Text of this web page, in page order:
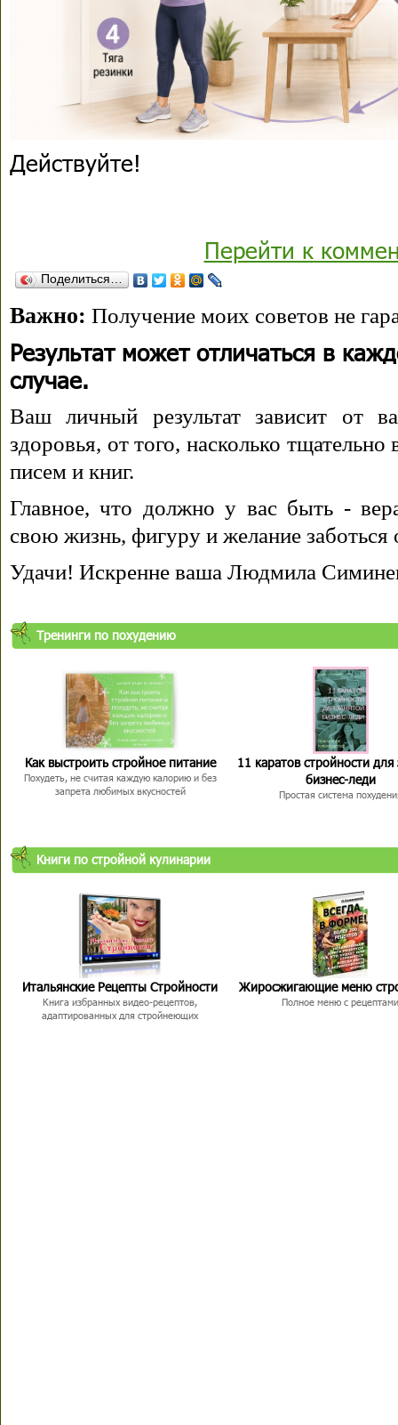
Действуйте!
Перейти к
Поделиться…
Важно: Получение моих советов не
Результат может отличаться в
случае.
Ваш личный результат зависит от
здоровья, от того, насколько
писем и книг.
Главное, что должно у вас быть -
свою жизнь, фигуру и желание заботься
Удачи! Искренне ваша Людмила
Тренинги по похудению
Как выстроить стройное питание
Похудеть, не считая каждую калорию и без
запрета любимых вкусностей
11 каратов стройности для
бизнес-леди
Простая система
Книги по стройной кулинарии
Итальянские Рецепты Стройности
Книга избранных видео-рецептов,
адаптированных для стройнеющих
Жиросжигающие меню
Полное меню с рецептами